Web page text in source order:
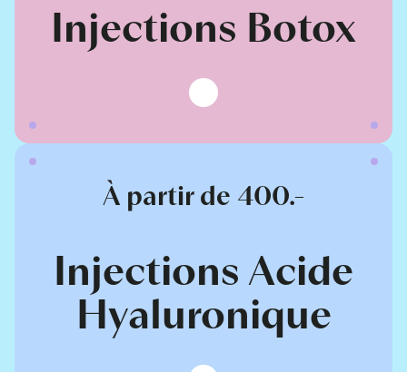
Injections Botox
À partir de 400.-
Injections Acide
Hyaluronique